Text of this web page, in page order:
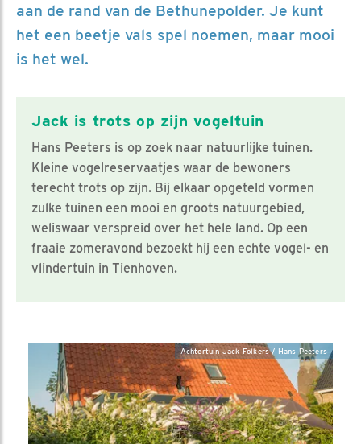
aan de rand van de Bethunepolder. Je kunt
het een beetje vals spel noemen, maar mooi
is het wel.
Jack is trots op zijn vogeltuin
Hans Peeters is op zoek naar natuurlijke tuinen.
Kleine vogelreservaatjes waar de bewoners
terecht trots op zijn. Bij elkaar opgeteld vormen
zulke tuinen een mooi en groots natuurgebied,
weliswaar verspreid over het hele land. Op een
fraaie zomeravond bezoekt hij een echte vogel- en
vlindertuin in Tienhoven.
Achtertuin Jack Folkers / Hans Peeters